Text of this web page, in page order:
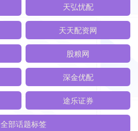
天弘忧配
天天配资网
股粮网
深金优配
途乐证券
全部话题标签